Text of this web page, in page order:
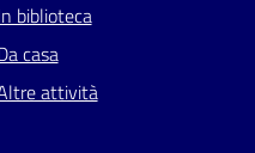
biblioteca
casa
attività